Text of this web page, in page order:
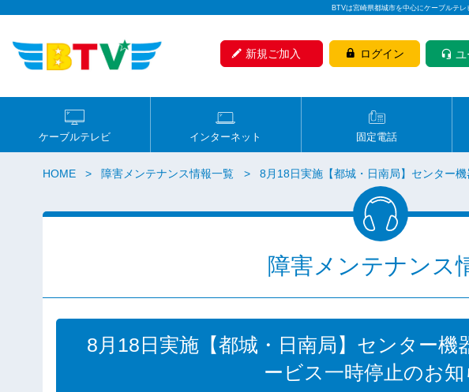
BTVは宮崎県都城市を中心にケーブルテ
新規ご加入 ログイン
ケーブルテレビ インターネット 固定電話
HOME 障害メンテナンス情報一覧 8月18日実施【都城・日南局】センター
障害メンテナンス
8月18日実施【都城・日南局】センター
ービス一時停止のお知